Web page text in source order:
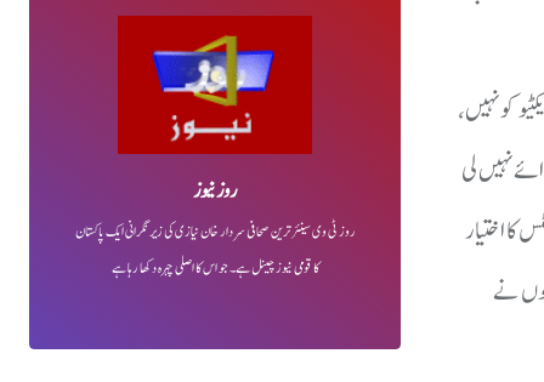
کو نہیں،
نہیں لی
کا اختیار
نے
روز نیوز
روز ٹی وی سینئر ترین صحافی سردار خان نیازی کی زیر نگرانی ایک پاکستان
کا قومی نیوز چینل ہے۔ جو اس کا اصلی چہرہ دکھا رہا ہے